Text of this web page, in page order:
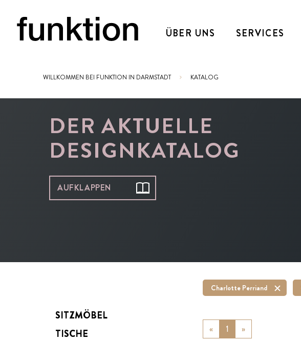
ÜBER UNS SERVICES
Sie sind hier:
WILLKOMMEN BEI FUNKTION IN DARMSTADT KATALOG
DER AKTUELLE
DESIGNKATALOG
AUFKLAPPEN
SITZMÖBEL
TISCHE
Charlotte Perriand
« Previous
1 »